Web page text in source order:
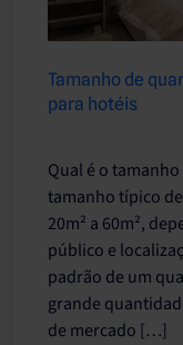
Tamanho de
para hotéis
Qual é o
tamanho típico
20m² a 60m²,
público e
padrão de um
grande
de mercado […]